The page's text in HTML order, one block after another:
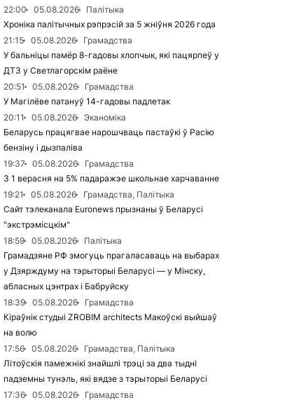
22:00
05.08.2026
Палітыка
Хроніка палітычных рэпрэсій за 5 жніўня 2026 года
21:15
05.08.2026
Грамадства
У бальніцы памёр 8-гадовы хлопчык, які пацярпеў у
ДТЗ у Светлагорскім раёне
20:51
05.08.2026
Грамадства
У Магілёве патануў 14-гадовы падлетак
20:11
05.08.2026
Эканоміка
Беларусь працягвае нарошчваць пастаўкі ў Расію
бензіну і дызпаліва
19:37
05.08.2026
Грамадства
З 1 верасня на 5% падаражэе школьнае харчаванне
19:21
05.08.2026
Грамадства, Палітыка
Сайт тэлеканала Euronews прызнаны ў Беларусі
"экстрэмісцкім"
18:59
05.08.2026
Палітыка
Грамадзяне РФ змогуць прагаласаваць на выбарах
у Дзярждуму на тэрыторыі Беларусі — у Мінску,
абласных цэнтрах і Бабруйску
18:39
05.08.2026
Грамадства
Кіраўнік студыі ZROBIM architects Макоўскі выйшаў
на волю
17:56
05.08.2026
Грамадства, Палітыка
Літоўскія памежнікі знайшлі трэці за два тыдні
падземны тунэль, які вядзе з тэрыторыі Беларусі
17:36
05.08.2026
Грамадства